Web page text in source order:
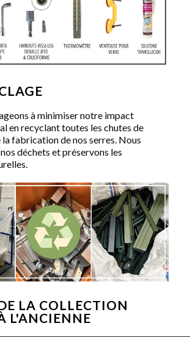
à minimiser notre impact
en recyclant toutes les chutes de
la fabrication de nos serres. Nous
déchets et préservons les
LA COLLECTION
L'ANCIENNE